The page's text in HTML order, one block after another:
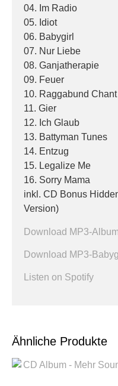
Ähnliche Produkte
04. Im Radio
05. Idiot
06. Babygirl
07. Nur Liebe
08. Ganjatherapie
09. Feuer
10. Raggabund Chant
11. Gier
12. Ich Glaub
13. Battyman Tunes
14. Entzug
15. Legalize Me
16. Sorry Mama
inkl. CD Bonus
Version)
Download MP3-
Download MP3-
Listen on Spotify